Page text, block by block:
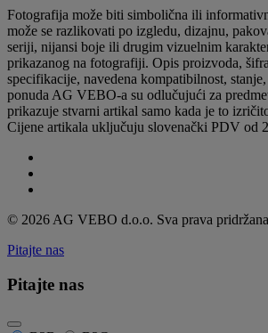
Fotografija može biti simbolična ili
može se razlikovati po izgledu, dizajnu,
seriji, nijansi boje ili drugim vizuelnim
prikazanog na fotografiji. Opis proizvoda,
specifikacije, navedena kompatibilnost,
ponuda AG VEBO-a su odlučujući za
prikazuje stvarni artikal samo kada je to
Cijene artikala uključuju slovenački PDV od
© 2026 AG VEBO d.o.o. Sva prava
Pitajte nas
Pitajte nas